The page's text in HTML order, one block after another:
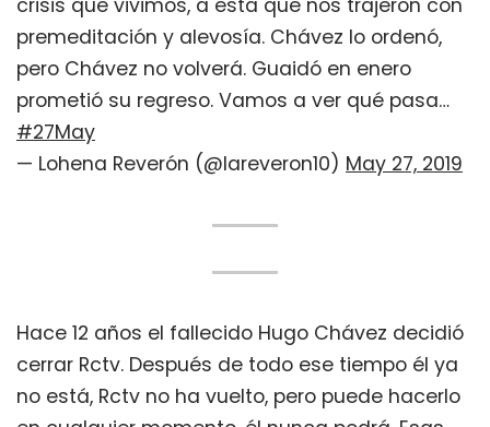
crisis que vivimos, a esta que nos trajeron con
premeditación y alevosía. Chávez lo ordenó,
pero Chávez no volverá. Guaidó en enero
prometió su regreso. Vamos a ver qué pasa…
#27May
— Lohena Reverón (@lareveron10) May 27, 2019
Hace 12 años el fallecido Hugo Chávez decidió
cerrar Rctv. Después de todo ese tiempo él ya
no está, Rctv no ha vuelto, pero puede hacerlo